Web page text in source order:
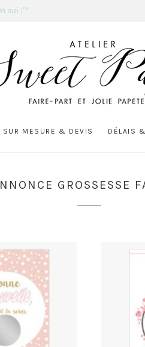
oui !"*
SUR MESURE & DEVIS DÉLAIS
GROSSESSE